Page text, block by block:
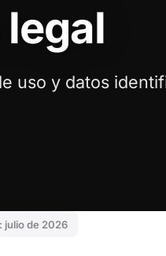
uso y datos
julio de 2026